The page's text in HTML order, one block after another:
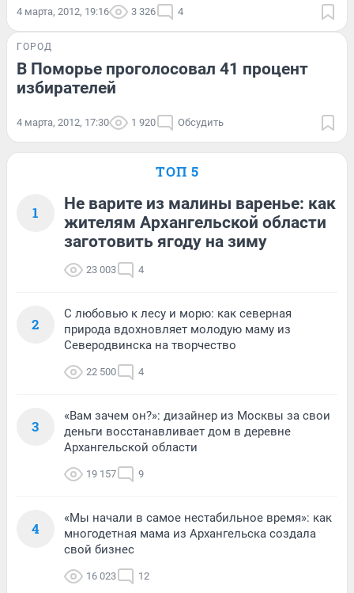
4 марта, 2012, 19:16 3 326 4
ГОРОД
В Поморье проголосовал 41 процент
избирателей
4 марта, 2012, 17:30 1 920 Обсудить
ТОП 5
1
Не варите из малины варенье: как
жителям Архангельской области
заготовить ягоду на зиму
23 003 4
2
С любовью к лесу и морю: как северная
природа вдохновляет молодую маму из
Северодвинска на творчество
22 500 4
3
«Вам зачем он?»: дизайнер из Москвы за свои
деньги восстанавливает дом в деревне
Архангельской области
19 157 9
4
«Мы начали в самое нестабильное время»: как
многодетная мама из Архангельска создала
свой бизнес
16 023 12